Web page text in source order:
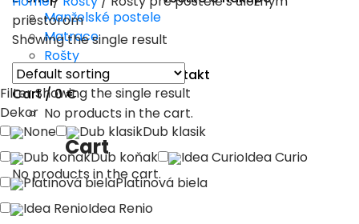
Manželské postele
Matrace
Rošty
Výroba na mieru
Kontakt
Cart /0€
No products in the cart.
Cart
No products in the cart.
priestorom
Showing the single result
FilterShowing the single result
Dekor
None
Dub klasikDub klasik
Dub koňakDub koňak Idea CurioIdea Curio
Platinová bielaPlatinová biela
Idea RenioIdea Renio